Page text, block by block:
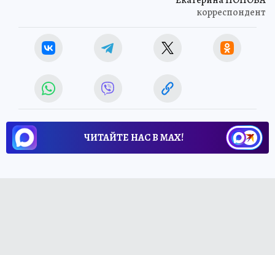
корреспондент
ЧИТАЙТЕ НАС В МАХ!